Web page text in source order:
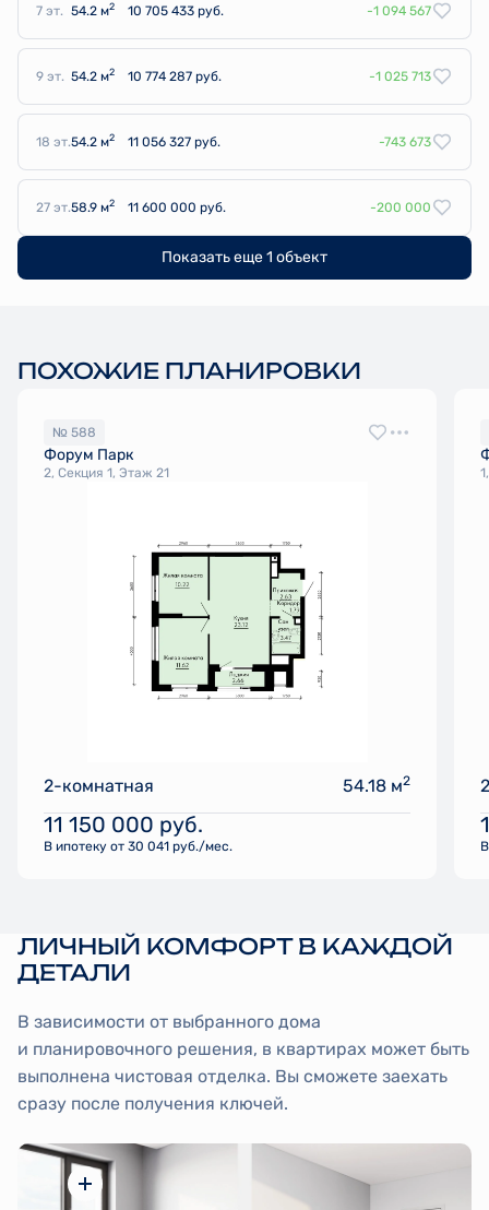
7 эт. 54.2 м2 10 705 433 руб. -1 094 567
9 эт. 54.2 м2 10 774 287 руб. -1 025 713
18 эт.54.2 м2 11 056 327 руб. -743 673
27 эт.58.9 м2 11 600 000 руб. -200 000
Показать еще 1 объект
ПОХОЖИЕ ПЛАНИРОВКИ
№ 588
Форум Парк
2, Секция 1, Этаж 21
2-комнатная 54.18 м2
11 150 000 руб.
В ипотеку от 30 041 руб./мес.
ЛИЧНЫЙ КОМФОРТ В КАЖДОЙ
ДЕТАЛИ
В зависимости от выбранного дома
и планировочного решения, в квартирах может быть
выполнена чистовая отделка. Вы сможете заехать
сразу после получения ключей.